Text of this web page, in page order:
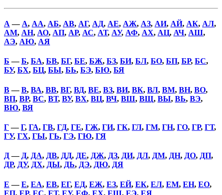
А — А, АА, АБ, АВ, АГ, АД, АЕ, АЖ, АЗ, АИ, АЙ, АК, АЛ,
АМ, АН, АО, АП, АР, АС, АТ, АУ, АФ, АХ, АЦ, АЧ, АШ,
АЭ, АЮ, АЯ
Б —Б, БА, БВ, БГ, БЕ, БЖ, БЗ, БИ, БЛ, БО, БП, БР, БС,
БУ, БХ, БЦ, БЫ, БЬ, БЭ, БЮ, БЯ
В—В, ВА, ВВ, ВГ, ВД, ВЕ, ВЗ, ВИ, ВК, ВЛ, ВМ, ВН, ВО,
ВП, ВР, ВС, ВТ, ВУ, ВХ, ВЦ, ВЧ, ВШ, ВЩ, ВЫ, ВЬ, ВЭ,
ВЮ, ВЯ
Г—Г, ГА, ГВ, ГД, ГЕ, ГЖ, ГИ, ГК, ГЛ, ГМ, ГН, ГО, ГР, ГТ,
ГУ, ГХ, ГЫ, ГЬ, ГЭ, ГЮ, ГЯ
Д— Д, ДА, ДВ, ДД, ДЕ, ДЖ, ДЗ, ДИ, ДЛ, ДМ, ДН, ДО, ДП,
ДР, ДУ, ДХ, ДЫ, ДЬ, ДЭ, ДЮ, ДЯ
Е —Е, ЕА, ЕВ, ЕГ, ЕД, ЕЖ, ЕЗ, ЕЙ, ЕК, ЕЛ, ЕМ, ЕН, ЕО,
ЕП, ЕР, ЕС, ЕТ, ЕУ, ЕФ, ЕХ, ЕШ, ЕЭ, ЕЯ